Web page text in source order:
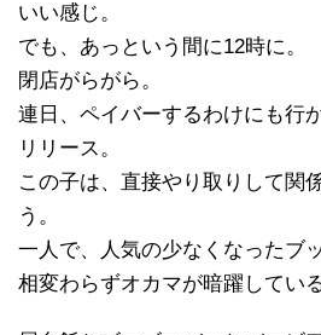
いい感じ。
でも、あっという間に12時に。
閉店がらがら。
連日、ペイバーするわけにも行
リリース。
この子は、直接やり取りして関
う。
一人で、人気の少なくなったブ
相変わらずオカマが暗躍してい